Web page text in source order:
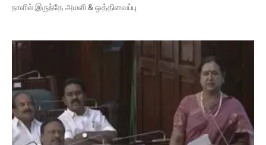
நாளில் இருந்தே அமளி & ஒத்திவைப்பு